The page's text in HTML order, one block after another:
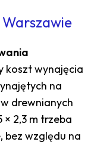
koszt wynajęcia
na
drewnianych
× 2,3 m trzeba
bez względu na